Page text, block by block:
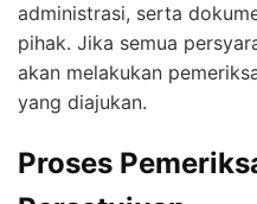
administrasi, serta
pihak. Jika semua
akan melakukan
yang diajukan.
Proses